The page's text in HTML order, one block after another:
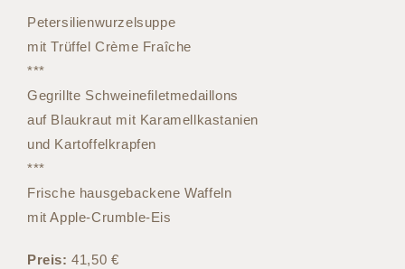
Petersilienwurzelsuppe
mit Trüffel Crème Fraîche
***
Gegrillte Schweinefiletmedaillons
auf Blaukraut mit Karamellkastanien
und Kartoffelkrapfen
***
Frische hausgebackene Waffeln
mit Apple-Crumble-Eis
Preis: 41,50 €